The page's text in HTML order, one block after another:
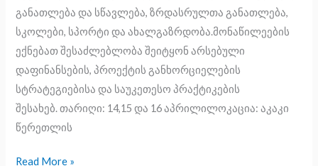
განათლება და სწავლება, ზრდასრულთა განათლება,
სკოლები, სპორტი და ახალგაზრდობა.მონაწილეების
ექნებათ შესაძლებლობა შეიტყონ არსებული
დაფინანსების, პროექტის განხორციელების
სტრატეგიებისა და საუკეთესო პრაქტიკების
შესახებ. თარიღი: 14,15 და 16 აპრილილოკაცია: აკაკი
წერეთლის
Read More »